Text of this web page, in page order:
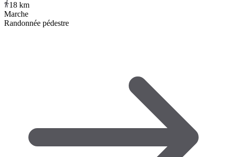
18 km
Marche
Randonnée pédestre